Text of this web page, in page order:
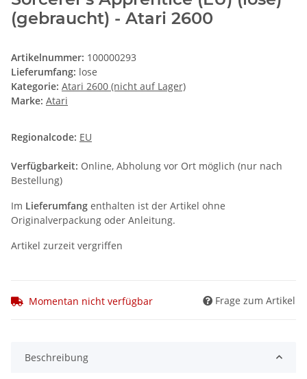
(gebraucht) - Atari 2600
Artikelnummer: 100000293
Lieferumfang: lose
Kategorie: Atari 2600 (nicht auf Lager)
Marke: Atari
Regionalcode: EU
Verfügbarkeit: Online, Abholung vor Ort möglich (nur nach
Bestellung)
Im Lieferumfang enthalten ist der Artikel ohne
Originalverpackung oder Anleitung.
Artikel zurzeit vergriffen
Momentan nicht verfügbar Frage zum Artikel
Beschreibung